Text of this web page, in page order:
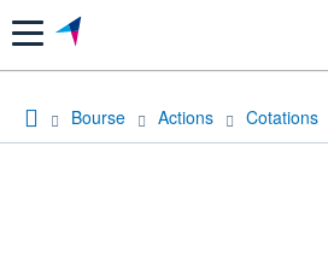
Menu
Bourse Actions Cotations